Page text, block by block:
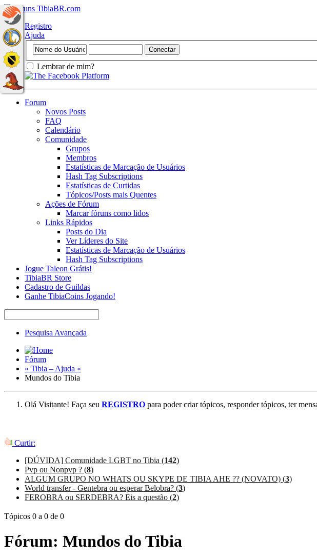
Registro
Ajuda
Lembrar de mim?
Forum
Novos Posts
FAQ
Calendário
Comunidade
Grupos
Membros
Estatísticas de Marcação de Usuários
Hash Tag Subscriptions
Estatísticas de Curtidas
Tópicos/Posts mais Quentes
Ações de Fórum
Marcar fóruns como lidos
Links Rápidos
Posts do Dia
Ver Líderes do Site
Estatísticas de Marcação de Usuários
Hash Tag Subscriptions
Jogue Taleon Grátis!
TibiaBR Store
Cadastro de Guildas
Ganhe TibiaCoins Jogando!
Pesquisa Avançada
Fórum
» Tibia – Ajuda «
Mundos do Tibia
Olá Visitante! Faça seu REGISTRO para poder criar tópicos, responder tópicos, ter
Curtir:
[DÚVIDA] Comunidade LGBT no Tibia (142)
Pvp ou Nonpvp ? (8)
ALGUM GRUPO NO WHATS OU SKYPE DE TIBIA AHE ?? (NOVATO) (3)
World transfer - Gentebra ou esperar Belobra? (3)
FEROBRA ou SERDEBRA? Eis a questão (2)
Tópicos 0 a 0 de 0
Fórum: Mundos do Tibia